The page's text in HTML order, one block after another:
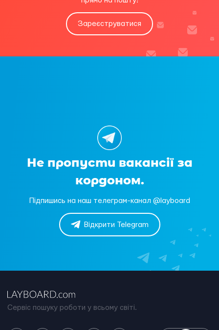
Зареєструватися
Не пропусти вакансії за
кордоном.
Підпишись на наш телеграм-канал @layboard
Відкрити Telegram
Сервіс пошуку роботи у всьому світі.